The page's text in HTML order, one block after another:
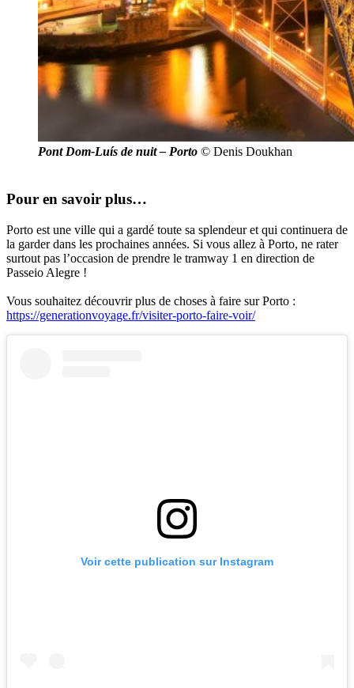
Pont Dom-Luís de nuit – Porto © Denis Doukhan
Pour en savoir plus…
Porto est une ville qui a gardé toute sa splendeur et qui continuera de
la garder dans les prochaines années. Si vous allez à Porto, ne rater
surtout pas l’occasion de prendre le tramway 1 en direction de
Passeio Alegre !
Vous souhaitez découvrir plus de choses à faire sur Porto :
https://generationvoyage.fr/visiter-porto-faire-voir/
Voir cette publication sur Instagram